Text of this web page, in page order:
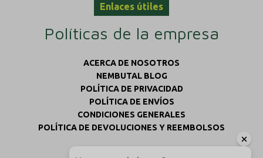
Enlaces útiles
Políticas de la empresa
ACERCA DE NOSOTROS
NEMBUTAL BLOG
POLÍTICA DE PRIVACIDAD
POLÍTICA DE ENVÍOS
CONDICIONES GENERALES
POLÍTICA DE DEVOLUCIONES Y REEMBOLSOS